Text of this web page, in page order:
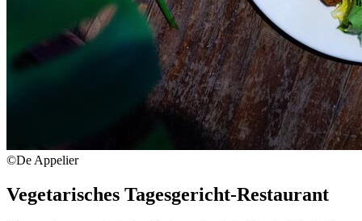
©De Appelier
Vegetarisches Tagesgericht-Restaurant